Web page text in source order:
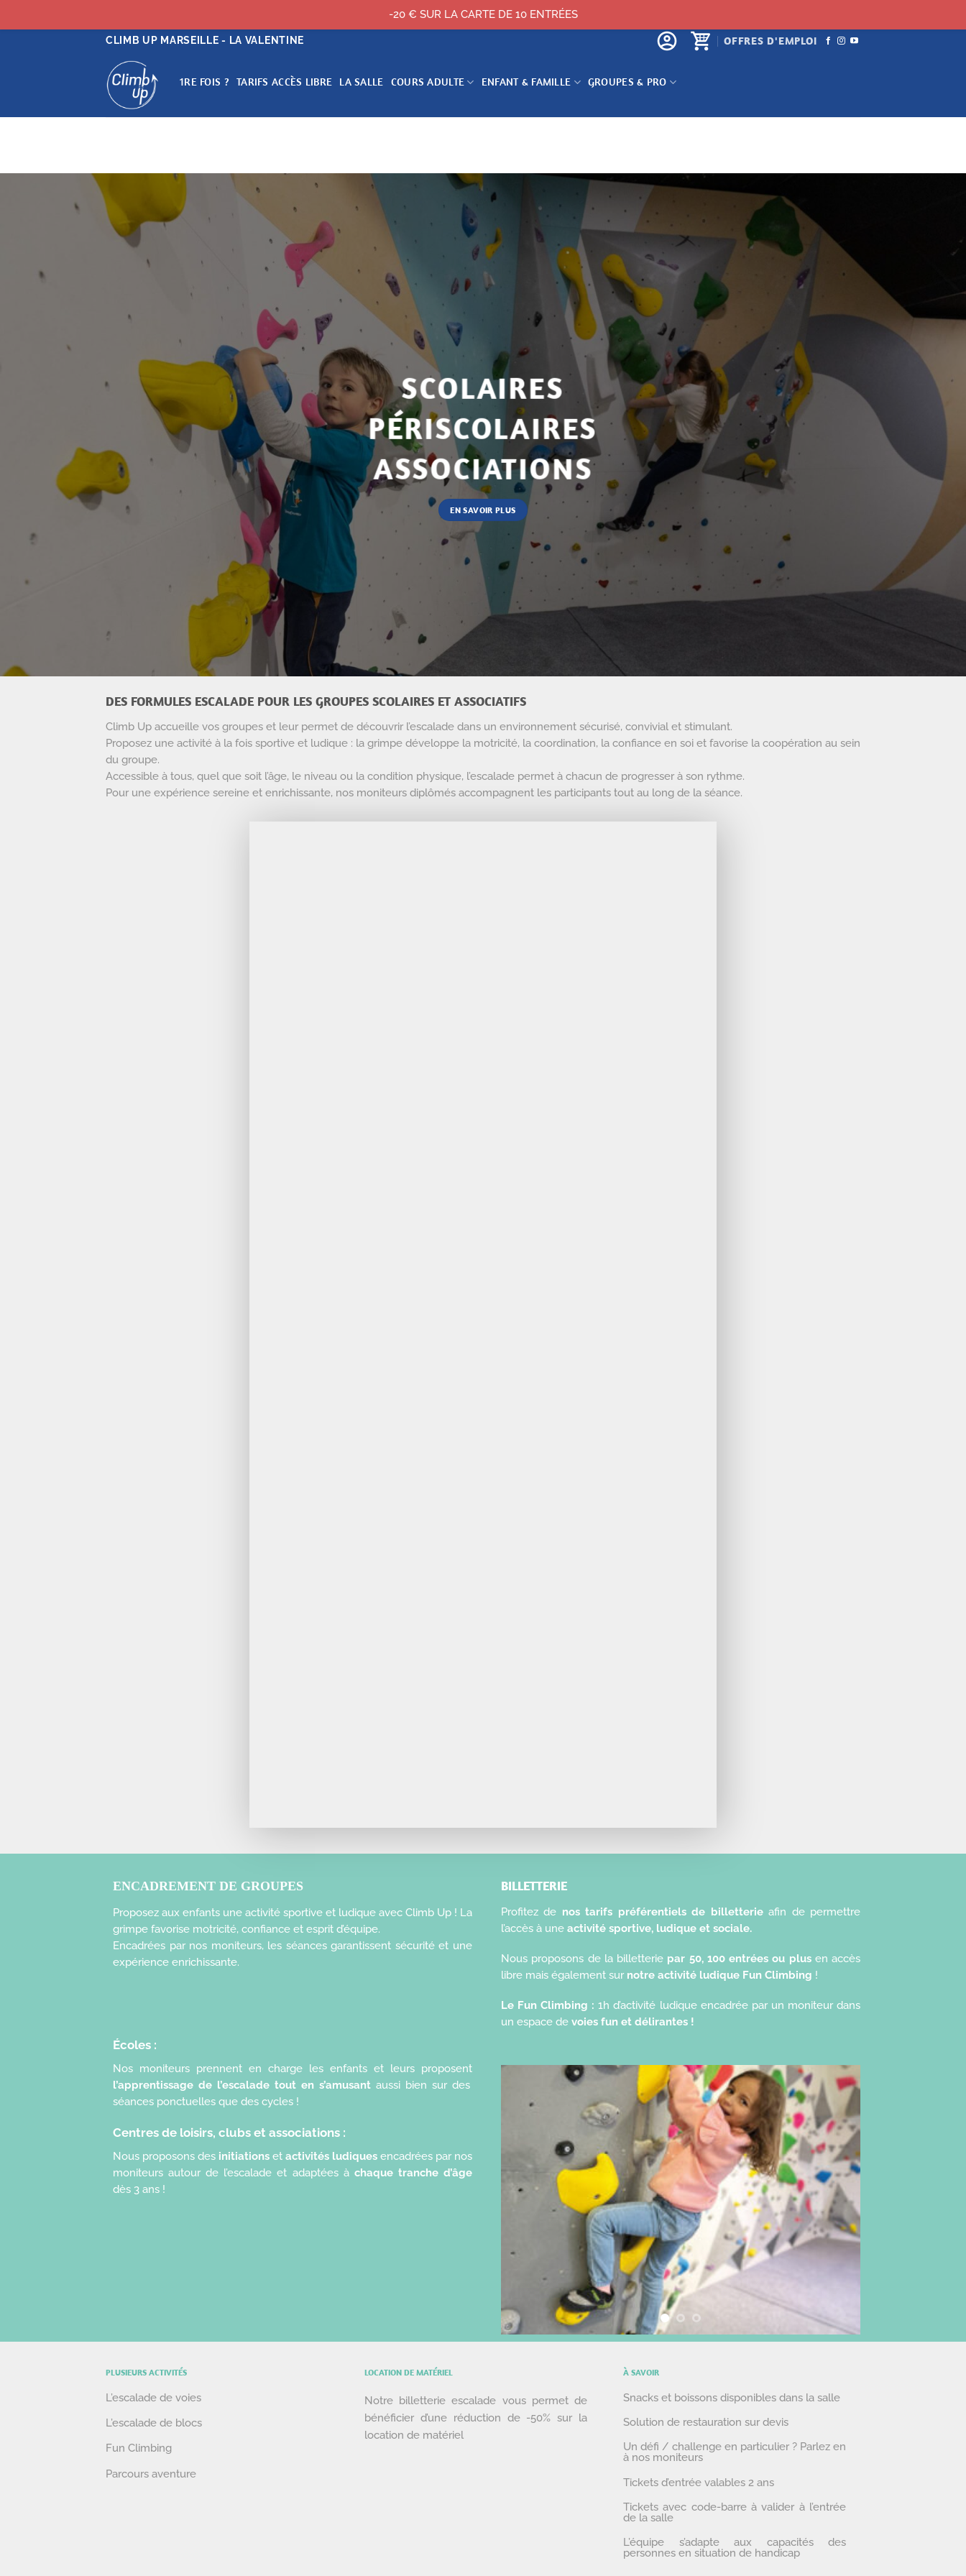
CLIMB UP MARSEILLE - LA VALENTINE OFFRES D'EMPLOI
1RE FOIS ? TARIFS ACCÈS LIBRE LA SALLE COURS ADULTE ENFANT & FAMILLE GROUPES & PRO
SCOLAIRES
PÉRISCOLAIRES
ASSOCIATIONS
EN SAVOIR PLUS
DES FORMULES ESCALADE POUR LES GROUPES SCOLAIRES ET ASSOCIATIFS
Climb Up accueille vos groupes et leur permet de découvrir l’escalade dans un environnement sécurisé, convivial et stimulant.
Proposez une activité à la fois sportive et ludique : la grimpe développe la motricité, la coordination, la confiance en soi et favorise la coopération au sein
du groupe.
Accessible à tous, quel que soit l’âge, le niveau ou la condition physique, l’escalade permet à chacun de progresser à son rythme.
Pour une expérience sereine et enrichissante, nos moniteurs diplômés accompagnent les participants tout au long de la séance.
ENCADREMENT DE GROUPES
Proposez aux enfants une activité sportive et ludique avec Climb Up ! La
grimpe favorise motricité, confiance et esprit d’équipe.
Encadrées par nos moniteurs, les séances garantissent sécurité et une
expérience enrichissante.
Écoles :
Nos moniteurs prennent en charge les enfants et leurs proposent
l’apprentissage de l’escalade tout en s’amusant aussi bien sur des
séances ponctuelles que des cycles !
Centres de loisirs, clubs et associations :
Nous proposons des initiations et activités ludiques encadrées par nos
moniteurs autour de l’escalade et adaptées à chaque tranche d’âge
dès 3 ans !
BILLETTERIE
Profitez de nos tarifs préférentiels de billetterieafin de permettre
l’accès à une activité sportive, ludique et sociale.
Nous proposons de la billetterie par 50, 100 entrées ou plusen accès
libre mais également sur notre activité ludique Fun Climbing !
Le Fun Climbing :1h d’activité ludique encadrée par un moniteur dans
un espace de voies fun et délirantes !
PLUSIEURS ACTIVITÉS
L’escalade de voies
L’escalade de blocs
Fun Climbing
Parcours aventure
LOCATION DE MATÉRIEL
Notre billetterie escalade vous permet de
bénéficier d’une réduction de -50% sur la
location de matériel
À SAVOIR
Snacks et boissons disponibles dans la salle
Solution de restauration sur devis
Un défi / challenge en particulier ? Parlez en
à nos moniteurs
Tickets d’entrée valables 2 ans
Tickets avec code-barre à valider à l’entrée
de la salle
L’équipe s’adapte aux capacités des
personnes en situation de handicap
-20 € SUR LA CARTE DE 10 ENTRÉES